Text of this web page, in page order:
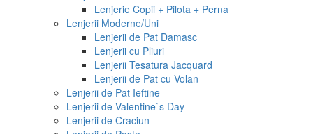
Lenjerie Copii + Pilota + Perna
Lenjerii Moderne/Uni
Lenjerii de Pat Damasc
Lenjerii cu Pliuri
Lenjerii Tesatura Jacquard
Lenjerii de Pat cu Volan
Lenjerii de Pat Ieftine
Lenjerii de Valentine`s Day
Lenjerii de Craciun